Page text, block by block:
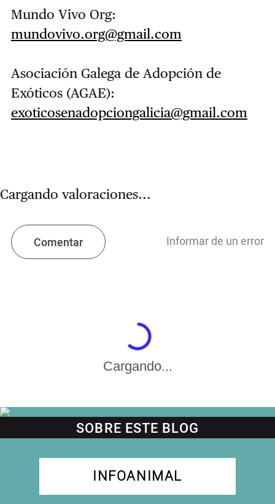
Mundo Vivo Org:
mundovivo.org@gmail.com
Asociación Galega de Adopción de
Exóticos (AGAE):
exoticosenadopciongalicia@gmail.com
Cargando valoraciones...
Comentar Informar de un error
Cargando...
SOBRE ESTE BLOG
INFOANIMAL